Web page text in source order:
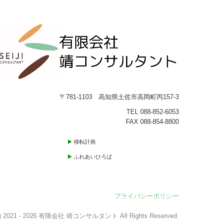
〒781-1103 高知県土佐市高岡町丙157-3
TEL 088-852-6053
FAX 088-854-8800
移転計画
ふれあいひろば
プライバシーポリシー
2021 - 2026 有限会社 靖コンサルタント All Rights Reserved.